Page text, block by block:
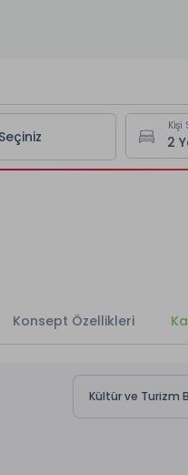
Kişi
Konsept Özellikleri
Kültür ve Turizm